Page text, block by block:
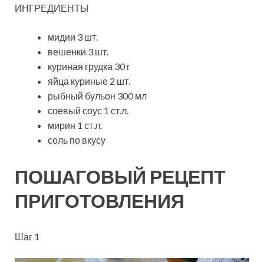
ИНГРЕДИЕНТЫ
мидии 3 шт.
вешенки 3 шт.
куриная грудка 30 г
яйца куриные 2 шт.
рыбный бульон 300 мл
соевый соус 1 ст.л.
мирин 1 ст.л.
соль по вкусу
ПОШАГОВЫЙ РЕЦЕПТ
ПРИГОТОВЛЕНИЯ
Шаг 1